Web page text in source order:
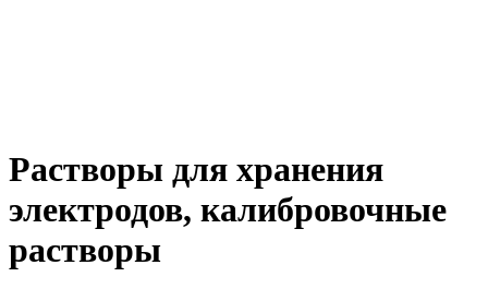
Растворы для хранения
электродов, калибровочные
растворы